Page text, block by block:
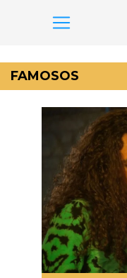
para
o
conteúdo
FAMOSOS